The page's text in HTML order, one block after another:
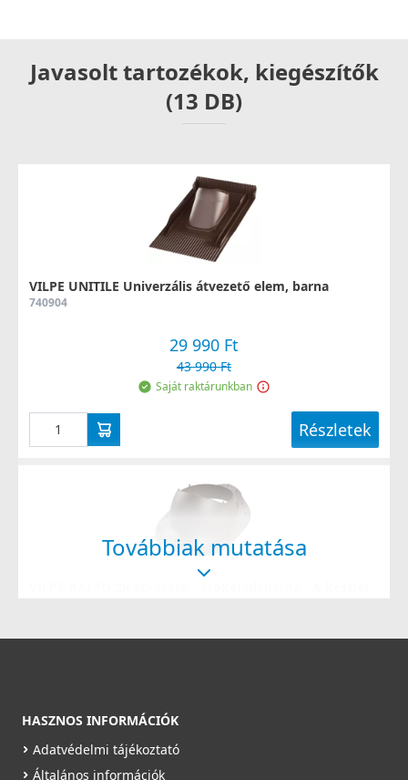
Javasolt tartozékok, kiegészítők
(13 DB)
VILPE UNITILE Univerzális átvezető elem, barna
740904
29 990 Ft
43 990 Ft
Saját raktárunkban
Részletek
Továbbiak mutatása
HASZNOS INFORMÁCIÓK
Adatvédelmi tájékoztató
Általános információk